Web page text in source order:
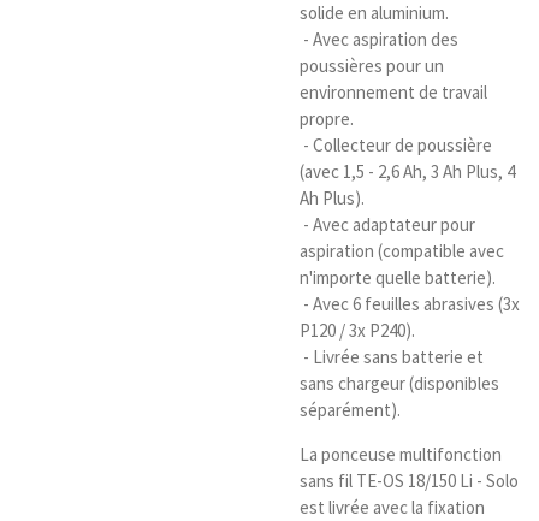
solide en aluminium.
- Avec aspiration des
poussières pour un
environnement de travail
propre.
- Collecteur de poussière
(avec 1,5 - 2,6 Ah, 3 Ah Plus, 4
Ah Plus).
- Avec adaptateur pour
aspiration (compatible avec
n'importe quelle batterie).
- Avec 6 feuilles abrasives (3x
P120 / 3x P240).
- Livrée sans batterie et
sans chargeur (disponibles
séparément).
La ponceuse multifonction
sans fil TE-OS 18/150 Li - Solo
est livrée avec la fixation